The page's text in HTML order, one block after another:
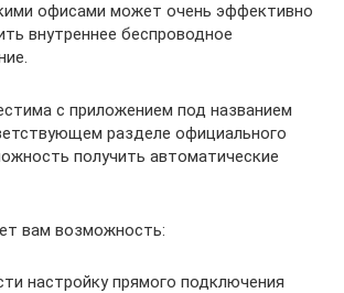
офисами может очень эффективно
внутреннее беспроводное
с приложением под названием
разделе официального
получить автоматические
вам возможность:
настройку прямого подключения